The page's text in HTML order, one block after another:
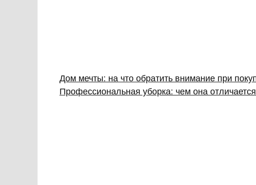
Дом мечты: на что обратить внимание при
Профессиональная уборка: чем она